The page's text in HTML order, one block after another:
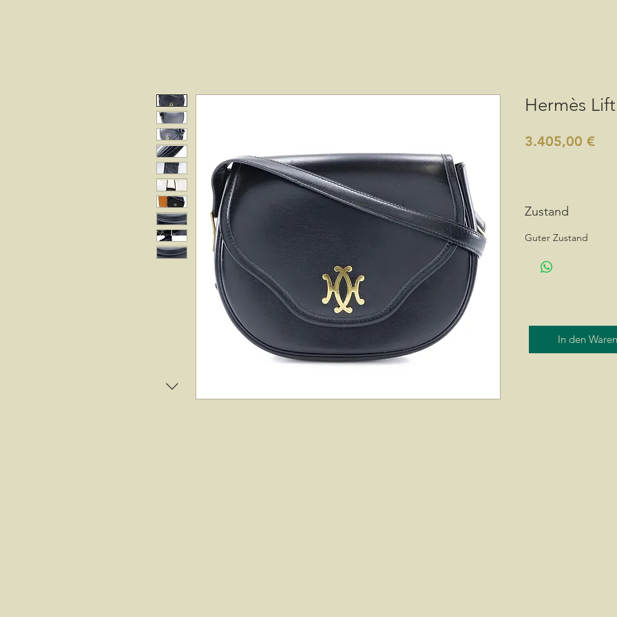
Hermès Lift
3.405,00 €Preis
Zustand
Guter Zustand
In den